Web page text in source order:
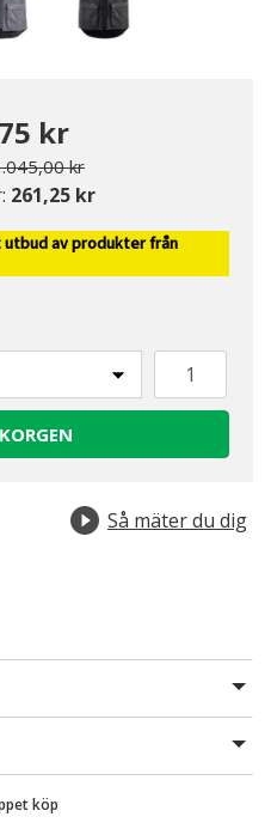
kr
nedsatt från
krtill
261,25 kr
av produkter från
Så mäter du dig
köp